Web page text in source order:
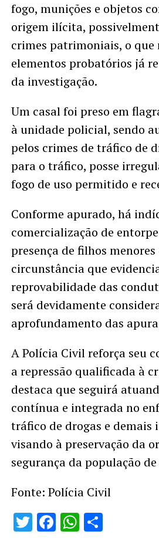
fogo, munições e objetos
origem ilícita,
crimes patrimoniais, o que
elementos probatórios já
da investigação.
Um casal foi preso em
à unidade policial, sendo
pelos crimes de tráfico de
para o tráfico, posse
fogo de uso permitido e
Conforme apurado, há
comercialização de
presença de filhos menores
circunstância que
reprovabilidade das
será devidamente
aprofundamento das
A Polícia Civil reforça seu
a repressão qualificada à
destaca que seguirá
contínua e integrada no
tráfico de drogas e demais
visando à preservação da
segurança da população
Fonte: Polícia Civil
Twitter
Facebook
WhatsApp